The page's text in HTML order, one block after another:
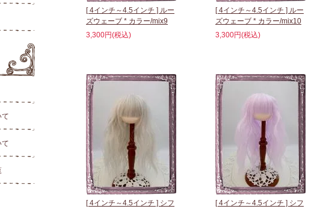
て
て
[ 4インチ～4.5インチ ] ルー
ズウェーブ * カラー/mix9
3,300円(税込)
[ 4インチ～4.5インチ ] ルー
ズウェーブ * カラー/mix10
3,300円(税込)
[ 4インチ～4.5インチ ] シフ
[ 4インチ～4.5インチ ] シフ